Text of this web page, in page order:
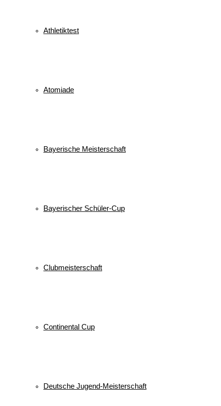
Athletiktest
Atomiade
Bayerische Meisterschaft
Bayerischer Schüler-Cup
Clubmeisterschaft
Continental Cup
Deutsche Jugend-Meisterschaft